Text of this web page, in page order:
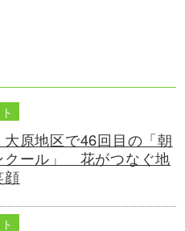
大原地区で46回目の「朝
クール」 花がつなぐ地
顔